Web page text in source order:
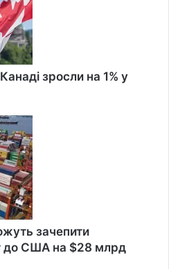
зросли на 1% у
зачепити
до США на $28 млрд